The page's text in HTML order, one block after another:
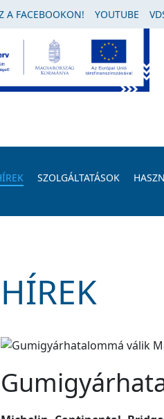
A FACEBOOKON! YOUTUBE
SZOLGÁLTATÁSOK
HÍREK